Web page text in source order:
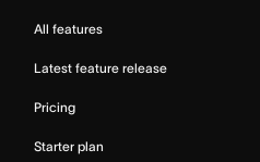
All features
Latest feature release
Pricing
Starter plan